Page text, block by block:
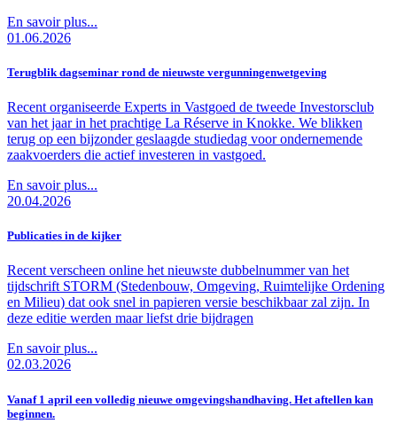
En savoir plus...
01.06.2026
Terugblik dagseminar rond de nieuwste vergunningenwetgeving
Recent organiseerde Experts in Vastgoed de tweede Investorsclub
van het jaar in het prachtige La Réserve in Knokke. We blikken
terug op een bijzonder geslaagde studiedag voor ondernemende
zaakvoerders die actief investeren in vastgoed.
En savoir plus...
20.04.2026
Publicaties in de kijker
Recent verscheen online het nieuwste dubbelnummer van het
tijdschrift STORM (Stedenbouw, Omgeving, Ruimtelijke Ordening
en Milieu) dat ook snel in papieren versie beschikbaar zal zijn. In
deze editie werden maar liefst drie bijdragen
En savoir plus...
02.03.2026
Vanaf 1 april een volledig nieuwe omgevingshandhaving. Het aftellen kan
beginnen.